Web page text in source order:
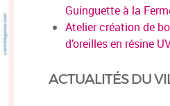
Guinguette à la
Atelier création de
d’oreilles en résine
ACTUALITÉS DU